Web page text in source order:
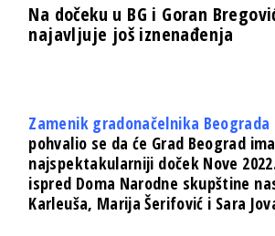
Na dočeku u BG i Goran
najavljuje još iznenađenja
Zamenik gradonačelnika Beograda
pohvalio se da će Grad Beograd
najspektakularniji doček Nove
ispred Doma Narodne skupštine
Karleuša, Marija Šerifović i Sara